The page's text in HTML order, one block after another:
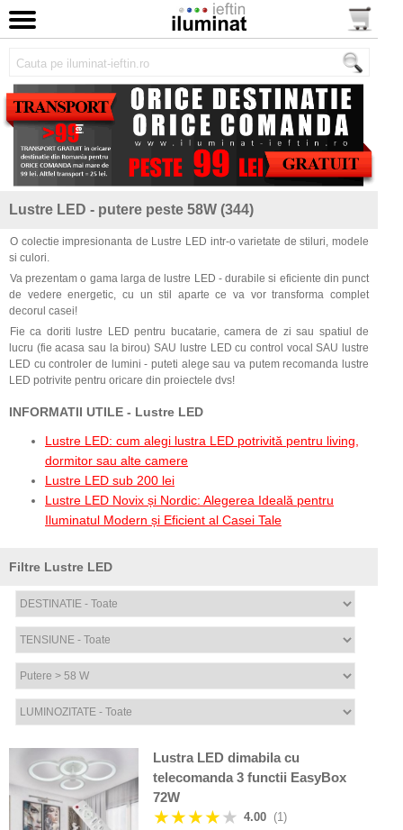
Lustre LED - putere peste 58W (344)
O colectie impresionanta de Lustre LED intr-o varietate de stiluri, modele
si culori.
Va prezentam o gama larga de lustre LED - durabile si eficiente din punct
de vedere energetic, cu un stil aparte ce va vor transforma complet
decorul casei!
Fie ca doriti lustre LED pentru bucatarie, camera de zi sau spatiul de
lucru (fie acasa sau la birou) SAU lustre LED cu control vocal SAU lustre
LED cu controler de lumini - puteti alege sau va putem recomanda lustre
LED potrivite pentru oricare din proiectele dvs!
INFORMATII UTILE - Lustre LED
Lustre LED: cum alegi lustra LED potrivită pentru living,
dormitor sau alte camere
Lustre LED sub 200 lei
Lustre LED Novix și Nordic: Alegerea Ideală pentru
Iluminatul Modern și Eficient al Casei Tale
Filtre Lustre LED
Lustra LED dimabila cu
telecomanda 3 functii EasyBox
72W
★★★★★ 4.00 (1)